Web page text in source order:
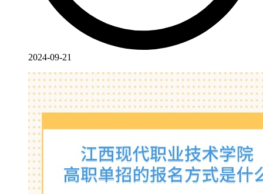
2024-09-21